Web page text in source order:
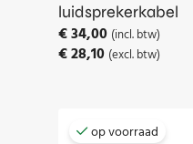
luidsprekerkabel
€34,00 (incl. btw)
€28,10 (excl. btw)
op voorraad